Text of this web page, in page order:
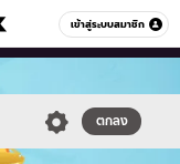
เข้าสู่ระบบสมาชิก
หมวดอื่นๆ
ตกลง